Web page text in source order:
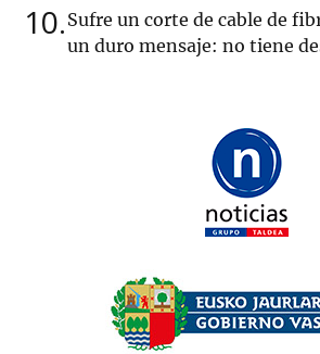
10 Sufre un corte de cable de
un duro mensaje: no tiene